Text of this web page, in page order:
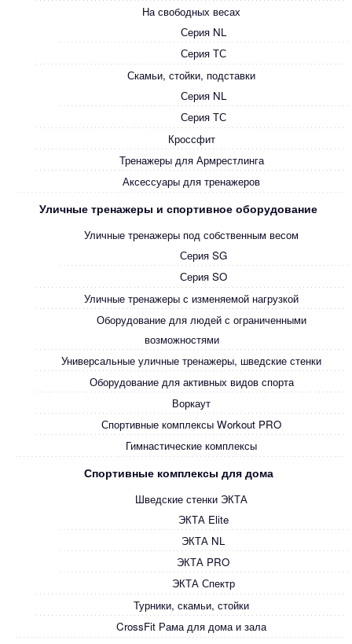
На свободных весах
Серия NL
Серия ТС
Скамьи, стойки, подставки
Серия NL
Серия ТС
Кроссфит
Тренажеры для Армрестлинга
Аксессуары для тренажеров
Уличные тренажеры и спортивное оборудование
Уличные тренажеры под собственным весом
Серия SG
Серия SO
Уличные тренажеры с изменяемой нагрузкой
Оборудование для людей с ограниченными
возможностями
Универсальные уличные тренажеры, шведские стенки
Оборудование для активных видов спорта
Воркаут
Спортивные комплексы Workout PRO
Гимнастические комплексы
Спортивные комплексы для дома
Шведские стенки ЭКТА
ЭКТА Elite
ЭКТА NL
ЭКТА PRO
ЭКТА Спектр
Турники, скамьи, стойки
CrossFit Рама для дома и зала